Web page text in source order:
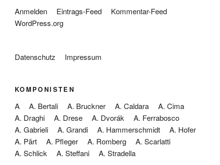
Anmelden Eintrags-Feed
Kommentar-Feed
WordPress.org
Datenschutz Impressum
KOMPONISTEN
A A. Bertali A. Bruckner A. Caldara
A. Cima
A. Draghi
A. Drese A. Dvorák
A. Ferrabosco
A. Gabrieli
A. Grandi A. Hammerschmidt
A. Hofer
A. Pärt
A. Pfleger A. Romberg
A. Scarlatti
A. Schlick
A. Steffani A. Stradella